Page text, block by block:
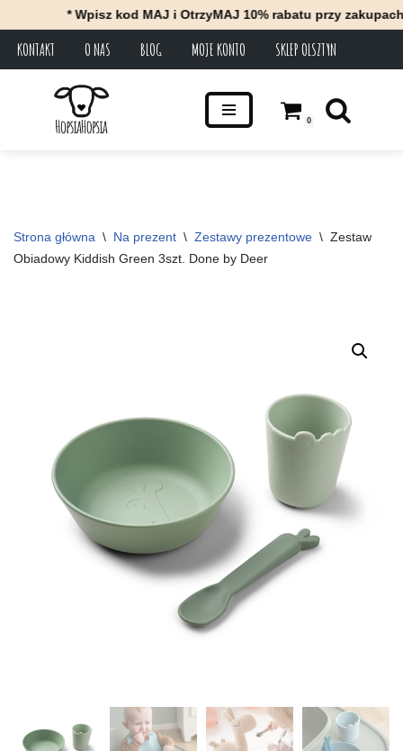
* Wpisz kod MAJ i OtrzyMAJ 10% rabatu przy zakupach za
KONTAKT O NAS BLOG MOJE KONTO SKLEP OLSZTYN
0
Strona główna \ Na prezent \ Zestawy prezentowe \ Zestaw
Obiadowy Kiddish Green 3szt. Done by Deer